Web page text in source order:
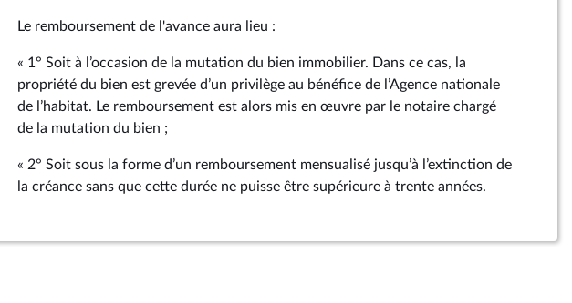
Le remboursement de l'avance aura lieu :
« 1° Soit à l’occasion de la mutation du bien immobilier. Dans ce cas, la
propriété du bien est grevée d’un privilège au bénéfice de l’Agence nationale
de l’habitat. Le remboursement est alors mis en œuvre par le notaire chargé
de la mutation du bien ;
« 2° Soit sous la forme d’un remboursement mensualisé jusqu’à l’extinction de
la créance sans que cette durée ne puisse être supérieure à trente années.